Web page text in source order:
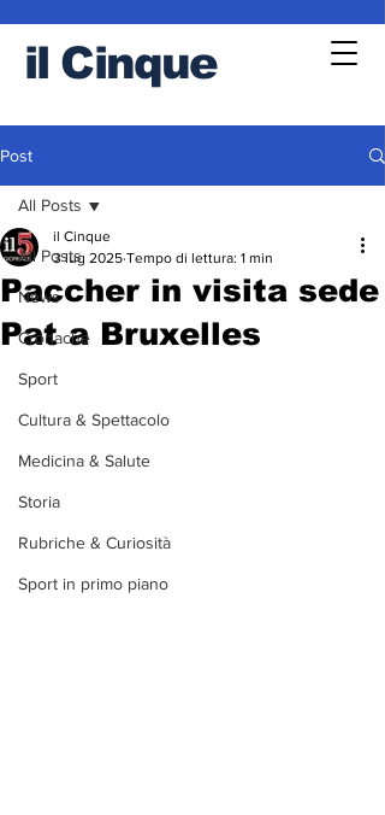
il Cinque
Post
All Posts
News
Cronache
Sport
Cultura & Spettacolo
Medicina & Salute
Storia
Rubriche & Curiosità
Sport in primo piano
All Posts
Paccher in visita sede
Pat a Bruxelles
il Cinque
3 lug 2025 Tempo di lettura: 1 min